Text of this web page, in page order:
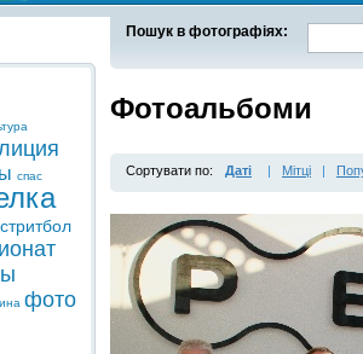
Пошук в фотографіях:
Фотоальбоми
Сортувати по: Даті | Мітці |
спас
стритбол
фото